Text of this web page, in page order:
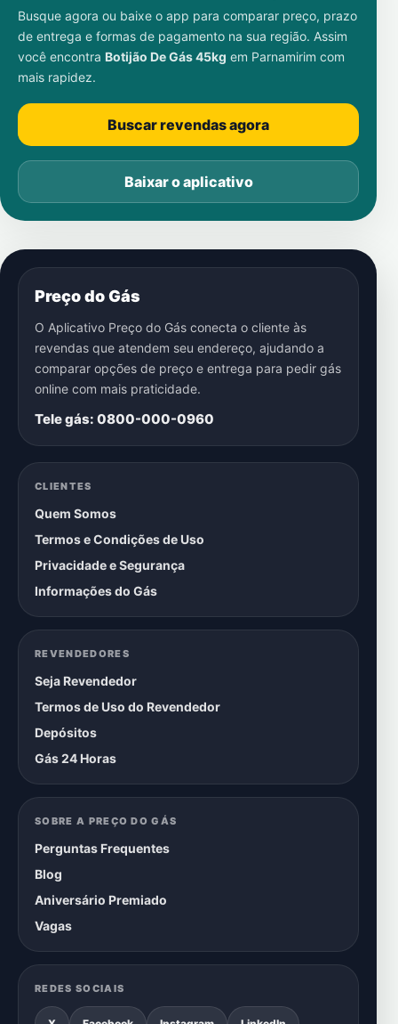
Busque agora ou baixe o app para comparar preço, prazo
de entrega e formas de pagamento na sua região. Assim
você encontra Botijão De Gás 45kg em Parnamirim com
mais rapidez.
Buscar revendas agora
Baixar o aplicativo
Preço do Gás
O Aplicativo Preço do Gás conecta o cliente às
revendas que atendem seu endereço, ajudando a
comparar opções de preço e entrega para pedir gás
online com mais praticidade.
Tele gás: 0800-000-0960
CLIENTES
Quem Somos
Termos e Condições de Uso
Privacidade e Segurança
Informações do Gás
REVENDEDORES
Seja Revendedor
Termos de Uso do Revendedor
Depósitos
Gás 24 Horas
SOBRE A PREÇO DO GÁS
Perguntas Frequentes
Blog
Aniversário Premiado
Vagas
REDES SOCIAIS